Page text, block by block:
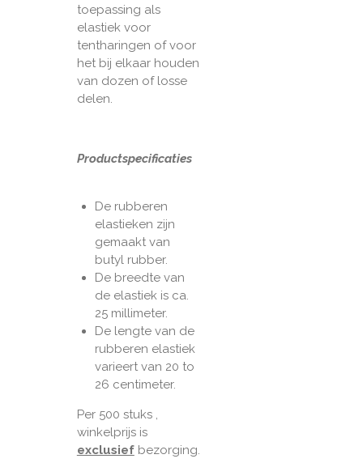
toepassing als
elastiek voor
tentharingen of voor
het bij elkaar houden
van dozen of losse
delen.
Productspecificaties
De rubberen
elastieken zijn
gemaakt van
butyl rubber.
De breedte van
de elastiek is ca.
25 millimeter.
De lengte van de
rubberen elastiek
varieert van 20 to
26 centimeter.
Per 500 stuks ,
winkelprijs is
exclusiefbezorging.